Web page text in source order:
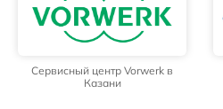
Сервисный центр Vorwerk в
Казани